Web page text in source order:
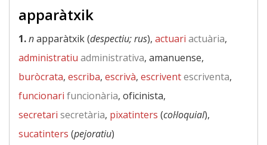
apparàtxik
1.napparàtxik (despectiu; rus), actuari actuària,
administratiu administrativa, amanuense,
buròcrata, escriba, escrivà, escriventescriventa,
funcionari funcionària, oficinista,
secretari secretària, pixatinters (col·loquial),
sucatinters (pejoratiu)